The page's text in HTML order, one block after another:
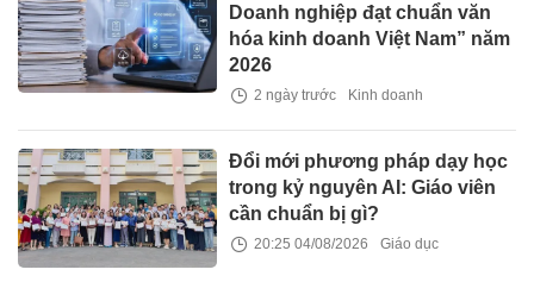
Doanh nghiệp đạt chuẩn văn
hóa kinh doanh Việt Nam” năm
2026
2 ngày trước Kinh doanh
Đổi mới phương pháp dạy học
trong kỷ nguyên AI: Giáo viên
cần chuẩn bị gì?
20:25 04/08/2026 Giáo dục